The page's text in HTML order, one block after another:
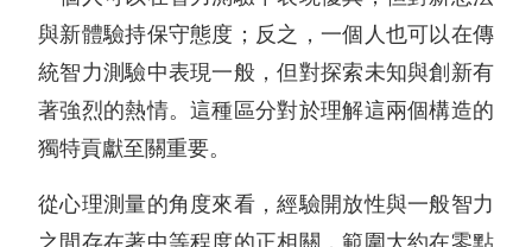
與新體驗持保守態度；反之，一個人也可以在傳
統智力測驗中表現一般，但對探索未知與創新有
著強烈的熱情。這種區分對於理解這兩個構造的
獨特貢獻至關重要。
從心理測量的角度來看，經驗開放性與一般智力
之間存在著中等程度的正相關，範圍大約在零點